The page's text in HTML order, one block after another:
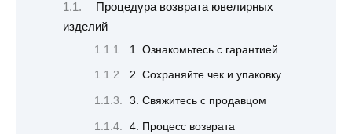
Процедура возврата ювелирных
изделий
1. Ознакомьтесь с гарантией
2. Сохраняйте чек и упаковку
3. Свяжитесь с продавцом
4. Процесс возврата